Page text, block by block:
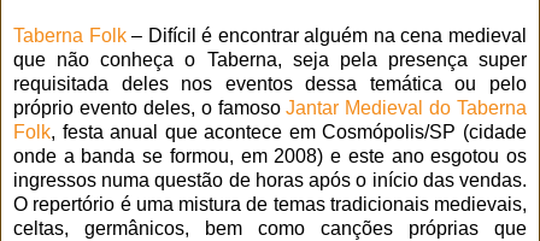
Taberna Folk– Difícil é encontrar alguém na cena medieval
que não conheça o Taberna, seja pela presença super
requisitada deles nos eventos dessa temática ou pelo
próprio evento deles, o famosoJantar Medieval do Taberna
Folk, festa anual que acontece em Cosmópolis/SP (cidade
onde a banda se formou, em 2008) e este ano esgotou os
ingressos numa questão de horas após o início das vendas.
O repertório é uma mistura de temas tradicionais medievais,
celtas, germânicos, bem como canções próprias que